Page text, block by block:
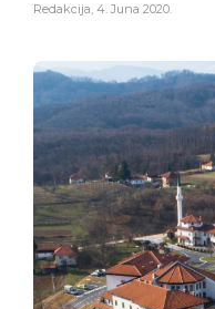
Redakcija, 4. Juna 2020.